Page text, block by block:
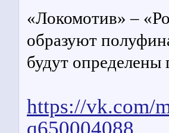
«Локомотив» –
образуют
будут определены
https://vk.com/
q650004088